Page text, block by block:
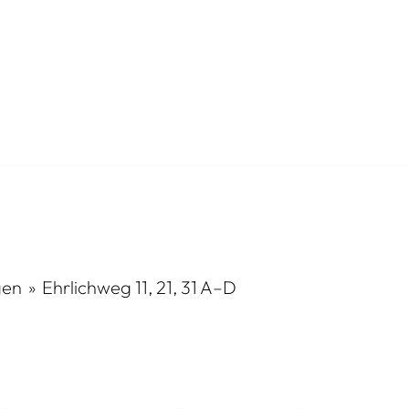
Ehrlichweg 11, 21, 31 A–D